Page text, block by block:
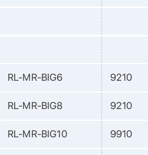
RL-MR-BIG6 9210
RL-MR-BIG8 9210
RL-MR-BIG10 9910